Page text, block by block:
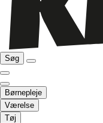
Søg
Børnepleje
Værelse
Tøj